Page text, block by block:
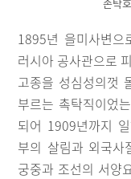
1895년 을미사변으
러시아 공사관으로
고종을 성심성의껏
부르는 촉탁직이었
되어 1909년까지
부의 살림과 외국사
궁중과 조선의 서양